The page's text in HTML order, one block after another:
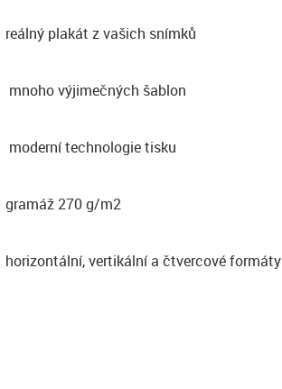
reálný plakát z vašich snímků
mnoho výjimečných šablon
moderní technologie tisku
gramáž 270 g/m2
horizontální, vertikální a čtvercové formáty